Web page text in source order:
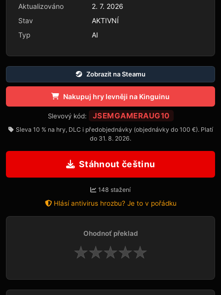
Aktualizováno
2. 7. 2026
Stav
AKTIVNÍ
Typ
AI
Zobrazit na Steamu
Nakupuj hry levněji na Kinguinu
Slevový kód: JSEMGAMERAUG10
Sleva 10 % na hry, DLC i předobjednávky (objednávky do 100 €). Platí
do 31. 8. 2026.
Stáhnout češtinu
148 stažení
Hlásí antivirus hrozbu? Je to v pořádku
Ohodnoť překlad
★★★★★